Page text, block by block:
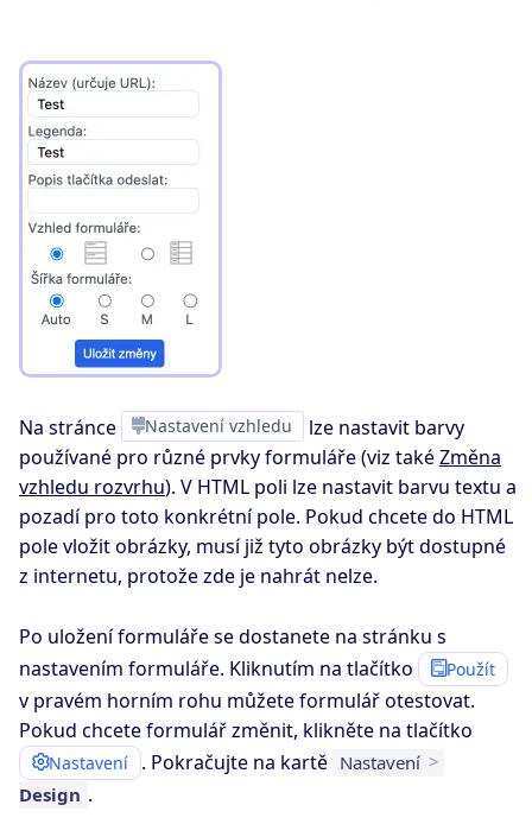
Na stránce Nastavení vzhledu
lze nastavit barvy
používané pro různé prvky formuláře (viz takéZměna
vzhledu rozvrhu). V HTML poli lze nastavit barvu textu a
pozadí pro toto konkrétní pole. Pokud chcete do HTML
pole vložit obrázky, musí již tyto obrázky být dostupné
z internetu, protože zde je nahrát nelze.
Po uložení formuláře se dostanete na stránku s
nastavením formuláře. Kliknutím na tlačítko
Použít
v pravém horním rohu můžete formulář otestovat.
Pokud chcete formulář změnit, klikněte na tlačítko
Nastavení . Pokračujte na kartě Nastavení >
Design .